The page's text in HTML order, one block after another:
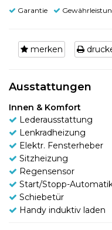
Garantie
merken
Ausstattungen
Innen & Komfort
Lederausstattung
Lenkradheizung
Elektr. Fensterheber
Sitzheizung
Regensensor
Start/Stopp-
Schiebetür
Handy induktiv laden